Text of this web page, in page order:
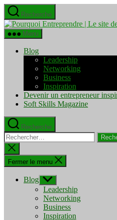
Aller
au
contenu
Recherche
Menu
Blog
Leadership
Networking
Business
Inspiration
Devenir un entrepreneur
Soft Skills Magazine
Recherche
Rechercher :
Fermer
la
recherche
Fermer le menu
Blog Afficher
le
sous-
menu
Leadership
Networking
Business
Inspiration